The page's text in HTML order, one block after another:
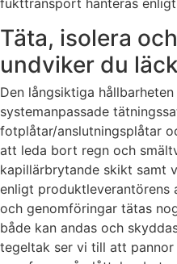
fukttransport hanteras
Täta, isolera
undviker du
Den långsiktiga
systemanpassade
fotplåtar/anslutningsplåtar
att leda bort regn och
kapillärbrytande skikt samt
enligt produktleverantörens
och genomföringar tätas
både kan andas och
tegeltak ser vi till att